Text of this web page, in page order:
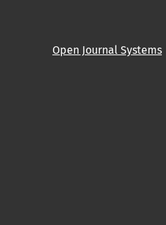
Open Journal Systems